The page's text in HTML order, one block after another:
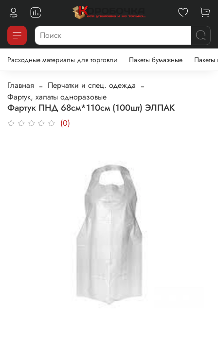
Расходные материалы для торговли Пакеты бумажные Пакеты
Главная
Перчатки и спец. одежда
Фартук, халаты одноразовые
Фартук ПНД 68см*110см (100шт) ЭЛПАК
(0)